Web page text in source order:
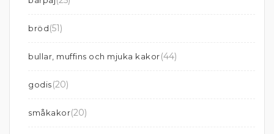
bröd(51)
bullar, muffins och mjuka kakor(44)
godis(20)
småkakor(20)